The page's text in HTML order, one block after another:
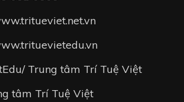
Trung tâm Trí Tuệ Việt
tâm Trí Tuệ Việt